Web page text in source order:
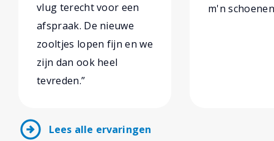
vlug terecht voor een
afspraak. De nieuwe
zooltjes lopen fijn en we
zijn dan ook heel
tevreden.”
m'n
arrow_circle_right Lees alle ervaringen